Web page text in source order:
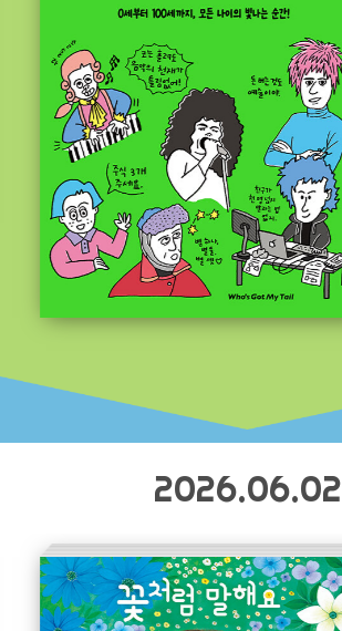
2026.06.02